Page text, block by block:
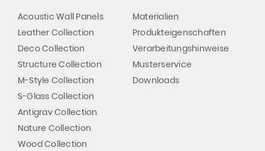
Acoustic Wall Panels
Leather Collection
Deco Collection
Structure Collection
M-Style Collection
S-Glass Collection
Antigrav Collection
Nature Collection
Wood Collection
Materialien
Produkteigenschaften
Verarbeitungshinweise
Musterservice
Downloads